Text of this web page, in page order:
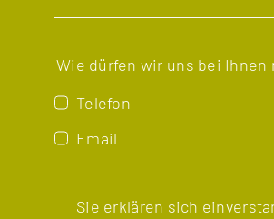
Wie dürfen wir uns bei Ihnen
Telefon
Email
Sie erklären sich